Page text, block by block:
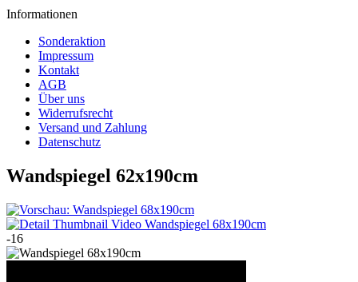
Informationen
Sonderaktion
Impressum
Kontakt
AGB
Über uns
Widerrufsrecht
Versand und Zahlung
Datenschutz
Wandspiegel 62x190cm
-16